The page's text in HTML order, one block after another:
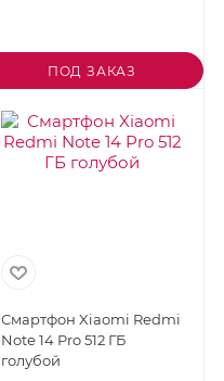
ПОД ЗАКАЗ
Смартфон Xiaomi Redmi
Note 14 Pro 512 ГБ
голубой